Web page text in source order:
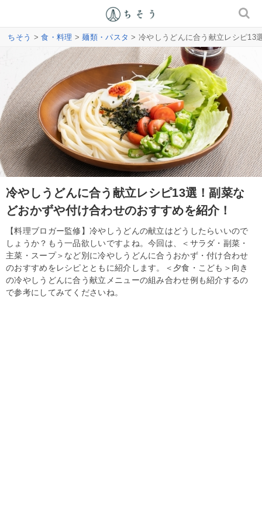
ちそう >食・料理 >麺類・パスタ > 冷やしうどんに合う献立レシピ13
冷やしうどんに合う献立レシピ13選！副菜な
どおかずや付け合わせのおすすめを紹介！
【料理ブロガー監修】冷やしうどんの献立はどうしたらいいので
しょうか？もう一品欲しいですよね。今回は、＜サラダ・副菜・
主菜・スープ＞など別に冷やしうどんに合うおかず・付け合わせ
のおすすめをレシピとともに紹介します。＜夕食・こども＞向き
の冷やしうどんに合う献立メニューの組み合わせ例も紹介するの
で参考にしてみてくださいね。